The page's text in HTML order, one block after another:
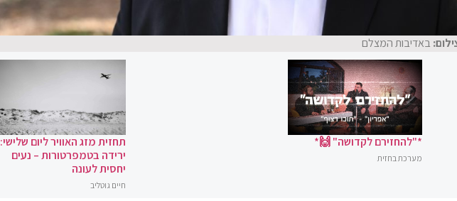
באדיבות המצלם
*"להחזירם לקדושה" 🙌*
מערכת בחזית
תחזית מזג האוויר ליום שלישי:
ירידה בטמפרטורות – נעים
יחסית לעונה
חיים גוטליב